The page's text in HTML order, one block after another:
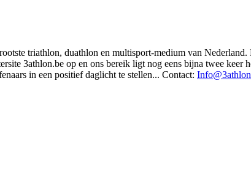
triathlon, duathlon en multisport-medium van
3athlon.be op en ons bereik ligt nog eens bijna twee keer
in een positief daglicht te stellen... Contact: